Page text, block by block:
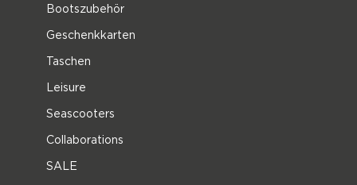
Bootszubehör
Geschenkkarten
Taschen
Leisure
Seascooters
Collaborations
SALE